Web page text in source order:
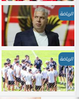
الرياضة
الرياضة